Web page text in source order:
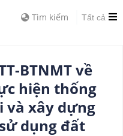
Tìm kiếm Tất cả
BTNMT về
hiện thống
và xây dựng
dụng đất